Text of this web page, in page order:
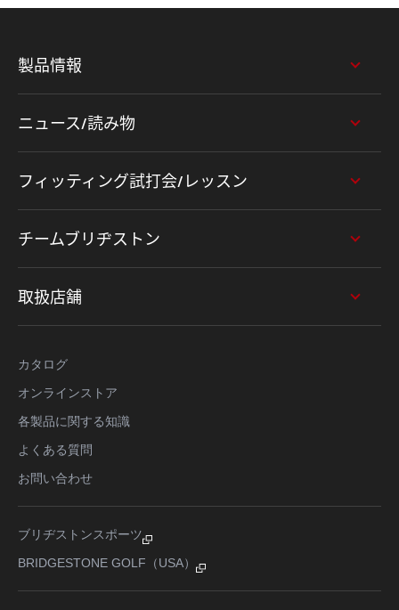
製品情報
ニュース/読み物
フィッティング試打会/レッスン
チームブリヂストン
取扱店舗
カタログ
オンラインストア
各製品に関する知識
よくある質問
お問い合わせ
ブリヂストンスポーツ
BRIDGESTONE GOLF（USA）